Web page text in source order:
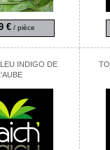
€/ pièce
INDIGO DE